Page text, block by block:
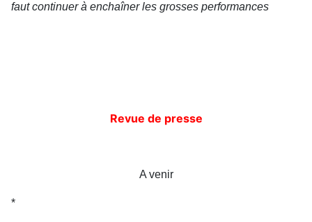
faut continuer à enchaîner les grosses performances
Revue de presse
A venir
*